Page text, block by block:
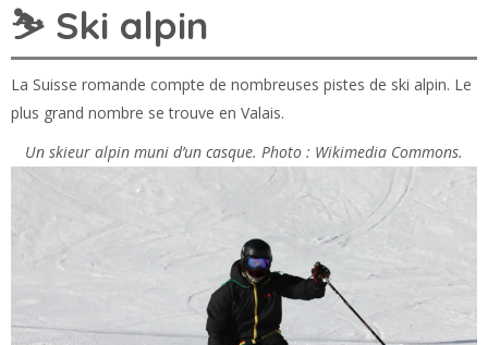
⛷️ Ski alpin
La Suisse romande compte de nombreuses pistes de ski alpin. Le
plus grand nombre se trouve en Valais.
Un skieur alpin muni d’un casque. Photo : Wikimedia Commons.